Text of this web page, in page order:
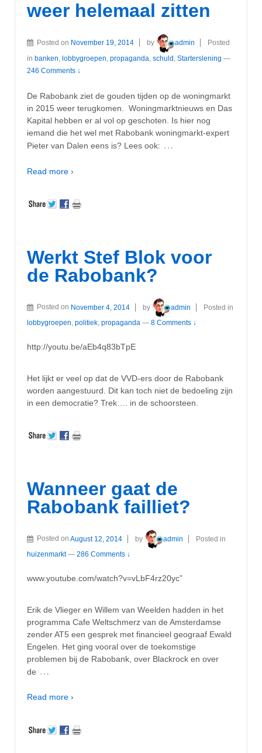
weer helemaal zitten
Posted on November 19, 2014 by admin
Posted
in banken, lobbygroepen, propaganda, schuld , Starterslening —
246 Comments ↓
De Rabobank ziet de gouden tijden op de woningmarkt
in 2015 weer terugkomen. Woningmarktnieuws en Das
Kapital hebben er al vol op geschoten. Is hier nog
iemand die het wel met Rabobank woningmarkt-expert
Pieter van Dalen eens is? Lees ook: …
Read more ›
Werkt Stef Blok voor
de Rabobank?
Posted on November 4, 2014 by admin
Posted in
lobbygroepen, politiek, propaganda — 8 Comments ↓
http://youtu.be/aEb4q83bTpE
Het lijkt er veel op dat de VVD-ers door de Rabobank
worden aangestuurd. Dit kan toch niet de bedoeling zijn
in een democratie? Trek…. in de schoorsteen.
Wanneer gaat de
Rabobank failliet?
Posted on August 12, 2014 by admin
Posted in
huizenmarkt — 286 Comments ↓
www.youtube.com/watch?v=vLbF4rz20yc”
Erik de Vlieger en Willem van Weelden hadden in het
programma Cafe Weltschmerz van de Amsterdamse
zender AT5 een gesprek met financieel geograaf Ewald
Engelen. Het ging vooral over de toekomstige
problemen bij de Rabobank, over Blackrock en over
de …
Read more ›